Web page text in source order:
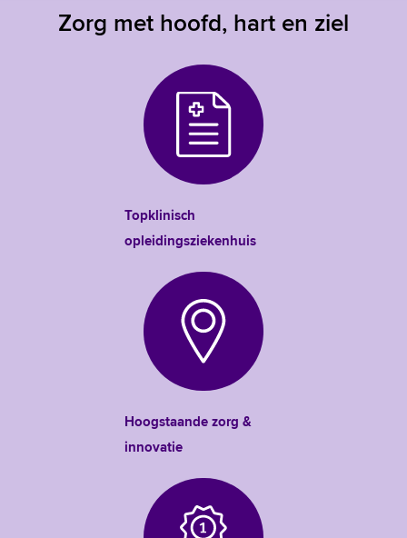
Zorg met hoofd, hart en ziel
Topklinisch
opleidingsziekenhuis
Hoogstaande zorg &
innovatie